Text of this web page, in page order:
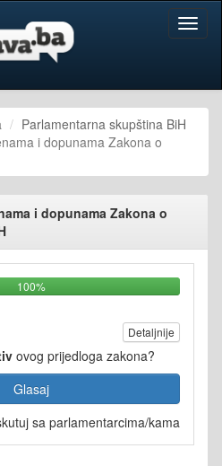
Parlamentarna skupština BiH
i dopunama Zakona o
i dopunama Zakona o
100%
Detaljnije
ovog prijedloga zakona?
Glasaj
sa parlamentarcima/kama